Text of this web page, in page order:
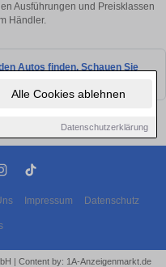
Alle Cookies ablehnen
Datenschutzerklärung
Ausführungen und Preisklassen
Händler.
Autos finden. Schauen Sie
Impressum Datenschutz
| Content by: 1A-Anzeigenmarkt.de